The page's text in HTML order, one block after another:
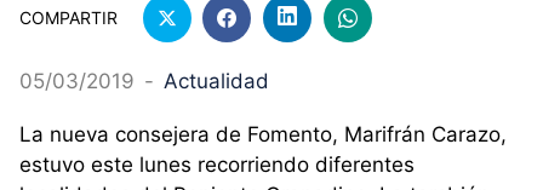
COMPARTIR
05/03/2019 - Actualidad
La nueva consejera de Fomento, Marifrán Carazo,
estuvo este lunes recorriendo diferentes